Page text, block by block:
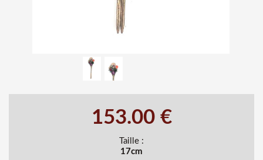
153.00 €
Taille :
17cm